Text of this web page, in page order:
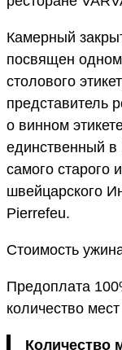
Камерный
посвящен
столового
представитель
о винном
единственный в
самого старого
швейцарского
Pierrefeu.
Стоимость
Предоплата
количество
Количество